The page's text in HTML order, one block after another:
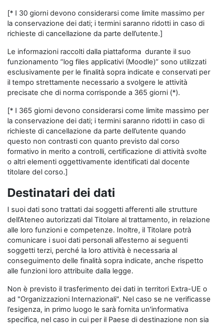
[* I 30 giorni devono considerarsi come limite massimo per
la conservazione dei dati; i termini saranno ridotti in caso di
richieste di cancellazione da parte dell’utente.]
Le informazioni raccolti dalla piattaforma durante il suo
funzionamento “log files applicativi (Moodle)” sono utilizzati
esclusivamente per le finalità sopra indicate e conservati per
il tempo strettamente necessario a svolgere le attività
precisate che di norma corrisponde a 365 giorni (*).
[* I 365 giorni devono considerarsi come limite massimo per
la conservazione dei dati; i termini saranno ridotti in caso di
richieste di cancellazione da parte dell’utente quando
questo non contrasti con quanto previsto dal corso
formativo in merito a controlli, certificazione di attività svolte
o altri elementi oggettivamente identificati dal docente
titolare del corso.]
Destinatari dei dati
I suoi dati sono trattati dai soggetti afferenti alle strutture
dell’Ateneo autorizzati dal Titolare al trattamento, in relazione
alle loro funzioni e competenze. Inoltre, il Titolare potrà
comunicare i suoi dati personali all’esterno ai seguenti
soggetti terzi, perché la loro attività è necessaria al
conseguimento delle finalità sopra indicate, anche rispetto
alle funzioni loro attribuite dalla legge.
Non è previsto il trasferimento dei dati in territori Extra-UE o
ad "Organizzazioni Internazionali". Nel caso se ne verificasse
l’esigenza, in primo luogo le sarà fornita un'informativa
specifica, nel caso in cui per il Paese di destinazione non sia